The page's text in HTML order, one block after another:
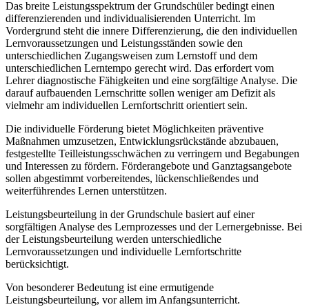
Das breite Leistungsspektrum der Grundschüler bedingt einen
differenzierenden und individualisierenden Unterricht. Im
Vordergrund steht die innere Differenzierung, die den individuellen
Lernvoraussetzungen und Leistungsständen sowie den
unterschiedlichen Zugangsweisen zum Lernstoff und dem
unterschiedlichen Lerntempo gerecht wird. Das erfordert vom
Lehrer diagnostische Fähigkeiten und eine sorgfältige Analyse. Die
darauf aufbauenden Lernschritte sollen weniger am Defizit als
vielmehr am individuellen Lernfortschritt orientiert sein.
Die individuelle Förderung bietet Möglichkeiten präventive
Maßnahmen umzusetzen, Entwicklungsrückstände abzubauen,
festgestellte Teilleistungsschwächen zu verringern und Begabungen
und Interessen zu fördern. Förderangebote und Ganztagsangebote
sollen abgestimmt vorbereitendes, lückenschließendes und
weiterführendes Lernen unterstützen.
Leistungsbeurteilung in der Grundschule basiert auf einer
sorgfältigen Analyse des Lernprozesses und der Lernergebnisse. Bei
der Leistungsbeurteilung werden unterschiedliche
Lernvoraussetzungen und individuelle Lernfortschritte
berücksichtigt.
Von besonderer Bedeutung ist eine ermutigende
Leistungsbeurteilung, vor allem im Anfangsunterricht.